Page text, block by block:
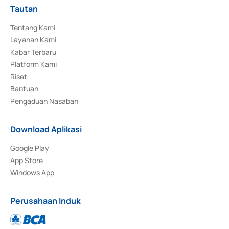
Tautan
Tentang Kami
Layanan Kami
Kabar Terbaru
Platform Kami
Riset
Bantuan
Pengaduan Nasabah
Download Aplikasi
Google Play
App Store
Windows App
Perusahaan Induk